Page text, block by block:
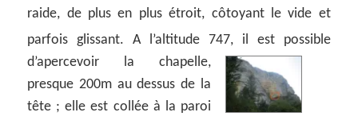
raide, de plus en plus étroit, côtoyant le vide et
parfois glissant. A l’altitude 747, il est possible
d’apercevoir la chapelle,
presque 200m au dessus de la
tête ; elle est collée à la paroi